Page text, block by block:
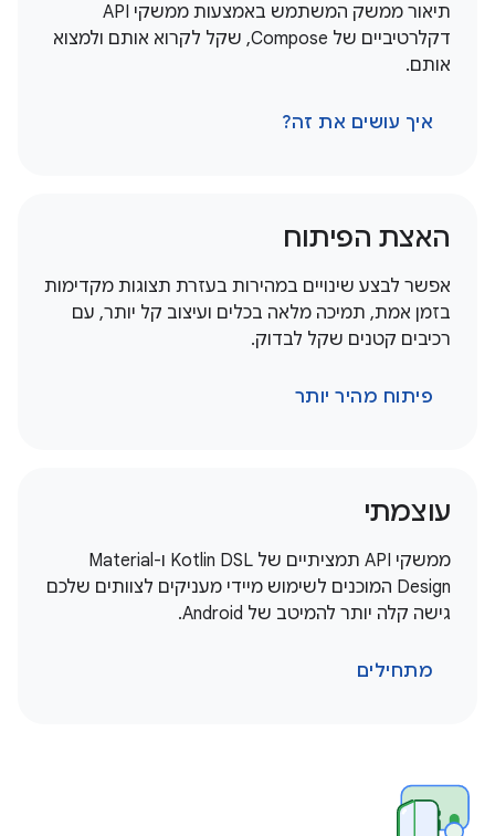
תיאור ממשק המשתמש באמצעות ממשקי API
דקלרטיביים של Compose, שקל לקרוא אותם ולמצוא
אותם.
איך עושים את זה?
האצת הפיתוח
אפשר לבצע שינויים במהירות בעזרת תצוגות מקדימות
בזמן אמת, תמיכה מלאה בכלים ועיצוב קל יותר, עם
רכיבים קטנים שקל לבדוק.
פיתוח מהיר יותר
עוצמתי
ממשקי API תמציתיים של Kotlin DSL ו-Material
Design המוכנים לשימוש מיידי מעניקים לצוותים שלכם
גישה קלה יותר להמיטב של Android.
מתחילים